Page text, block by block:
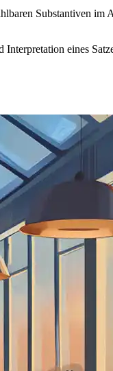
Substantiven im
eines